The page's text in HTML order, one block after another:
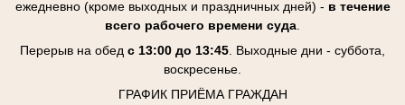
ежедневно (кроме выходных и праздничных дней) - в течение
всего рабочего времени суда
Перерыв на обед с 13:00 до 13:45 . Выходные дни - суббота,
воскресенье.
ГРАФИК ПРИЁМА ГРАЖДАН